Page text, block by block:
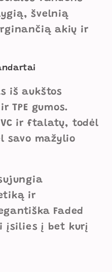
švelnią
akių ir
iš aukštos
TPE gumos.
ir ftalatų, todėl
savo mažylio
ir
Faded
įsilies į bet kurį